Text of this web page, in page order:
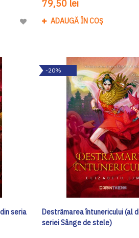
Adaugă
Dorinte
79,50 lei
ADAUGĂ ÎN COȘ
seria
-20%
Destrămarea întunericului (al
seriei Sânge de stele)